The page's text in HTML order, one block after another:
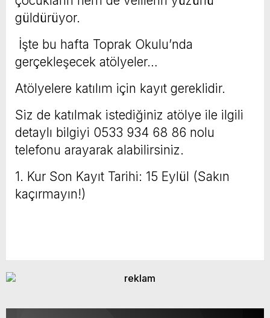
güldürüyor.
İşte bu hafta Toprak Okulu’nda
gerçekleşecek atölyeler…
Atölyelere katılım için kayıt gereklidir.
Siz de katılmak istediğiniz atölye ile ilgili
detaylı bilgiyi 0533 934 68 86 nolu
telefonu arayarak alabilirsiniz.
1. Kur Son Kayıt Tarihi: 15 Eylül (Sakın
kaçırmayın!)